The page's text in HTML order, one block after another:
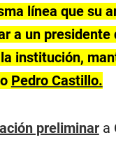
línea que su
a un presidente
institución,
Pedro Castillo.
preliminara